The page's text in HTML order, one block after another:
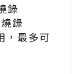
錄
錄
，最多可